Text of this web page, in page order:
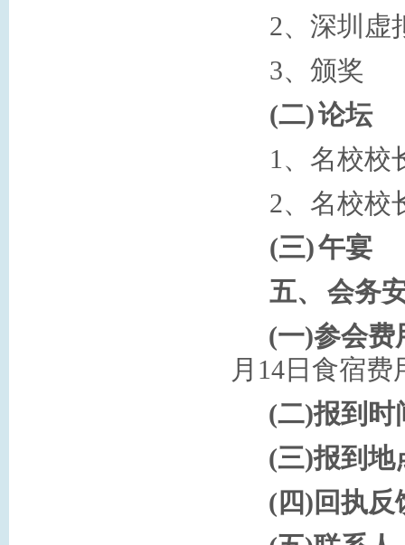
2、深圳虚
3、 颁奖
(二)论坛
1 、名校校
2、名校校
(三)午宴
五、
会务
(一)参会费
月 14 日 食宿费
(二)报到时
(三)报到地
( 四) 回执